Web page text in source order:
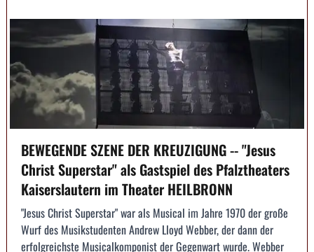
BEWEGENDE SZENE DER KREUZIGUNG -- "Jesus
Christ Superstar" als Gastspiel des Pfalztheaters
Kaiserslautern im Theater HEILBRONN
"Jesus Christ Superstar" war als Musical im Jahre 1970 der große
Wurf des Musikstudenten Andrew Lloyd Webber, der dann der
erfolgreichste Musicalkomponist der Gegenwart wurde. Webber